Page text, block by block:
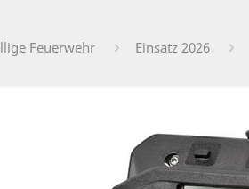
Feuerwehr Einsatz 2026